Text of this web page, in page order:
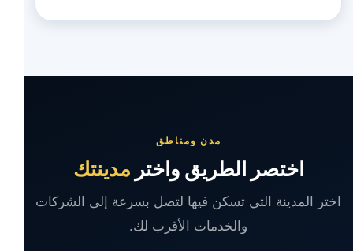
مدن ومناطق
اختصر الطريق واختر مدينتك
اختر المدينة التي تسكن فيها لتصل بسرعة إلى الشركات
والخدمات الأقرب لك.